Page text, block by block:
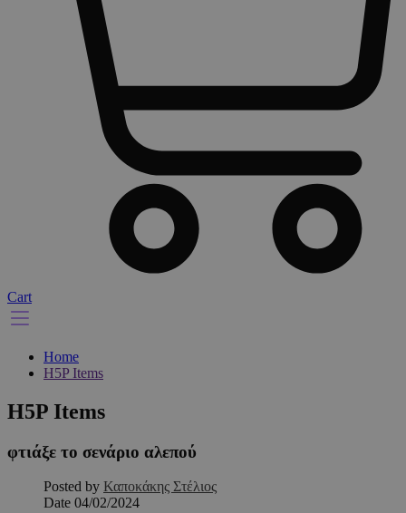
Cart
Home
H5P Items
H5P Items
φτιάξε το σενάριο αλεπού
Posted by Καποκάκης Στέλιος
Date 04/02/2024